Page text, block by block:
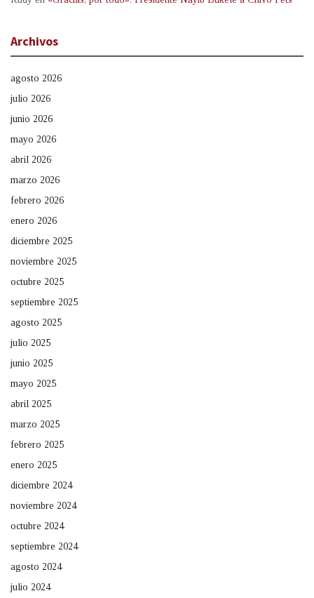
Archivos
agosto 2026
julio 2026
junio 2026
mayo 2026
abril 2026
marzo 2026
febrero 2026
enero 2026
diciembre 2025
noviembre 2025
octubre 2025
septiembre 2025
agosto 2025
julio 2025
junio 2025
mayo 2025
abril 2025
marzo 2025
febrero 2025
enero 2025
diciembre 2024
noviembre 2024
octubre 2024
septiembre 2024
agosto 2024
julio 2024